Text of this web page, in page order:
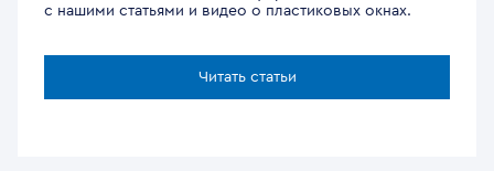
с нашими статьями и видео о пластиковых окнах.
Читать статьи